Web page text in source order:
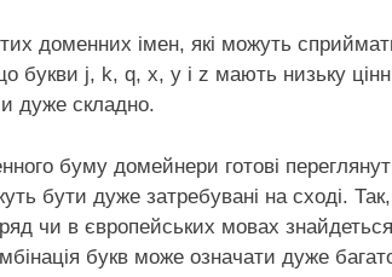
доменних імен, які можуть
букви j, k, q, x, y і z мають низьку
дуже складно.
буму домейнери готові
бути дуже затребувані на сході.
чи в європейських мовах
букв може означати дуже